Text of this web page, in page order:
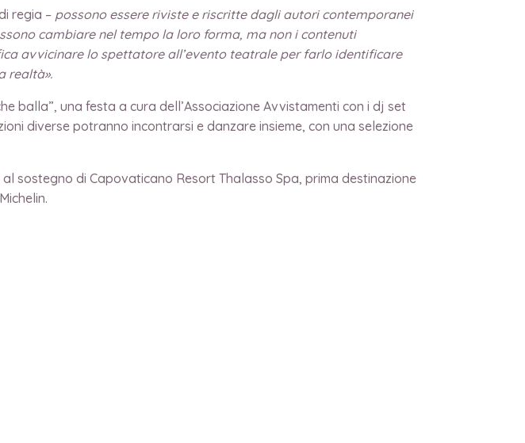
regia – possono essere riviste e riscritte dagli autori contemporanei
cambiare nel tempo la loro forma, ma non i contenuti
avvicinare lo spettatore all’evento teatrale per farlo identificare
realtà».
balla”, una festa a cura dell’Associazione Avvistamenti con i dj set
diverse potranno incontrarsi e danzare insieme, con una selezione
sostegno di Capovaticano Resort Thalasso Spa, prima destinazione